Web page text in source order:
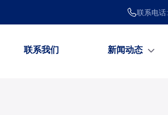
联系电话:
联系我们 新闻动态